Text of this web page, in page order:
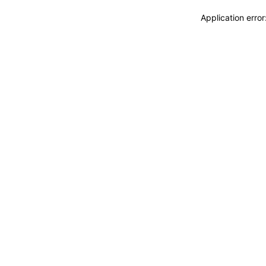
Application